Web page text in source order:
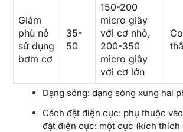
Giảm
phù nề
sử dụng
bơm cơ
35-
50
150-200
micro giây
với cơ nhỏ,
200-350
micro giây
với cơ lớn
Dạng sóng: dạng sóng xung hai
Cách đặt điện cực: phụ thuộc
đặt điện cực: một cực (kích thích